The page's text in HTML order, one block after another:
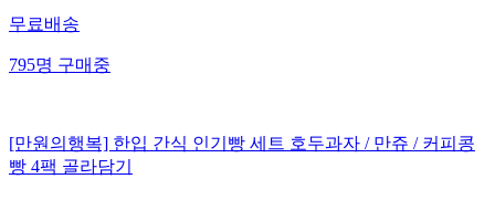
무료배송
795명구매중
[만원의행복] 한입 간식 인기빵 세트 호두과자 / 만쥬 / 커피콩
빵 4팩 골라담기